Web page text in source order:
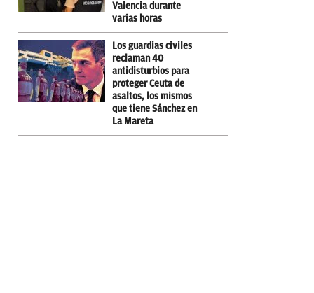
Valencia durante
varias horas
Los guardias civiles
reclaman 40
antidisturbios para
proteger Ceuta de
asaltos, los mismos
que tiene Sánchez en
La Mareta